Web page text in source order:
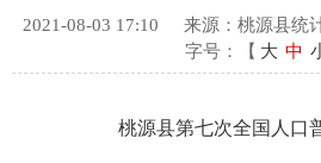
2021-08-03 17:10
来源：桃源县统
字号：【 大 中
桃源县第七次全国人口